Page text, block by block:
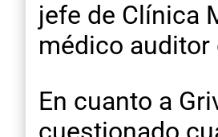
jefe de Clínica
médico auditor
En cuanto a